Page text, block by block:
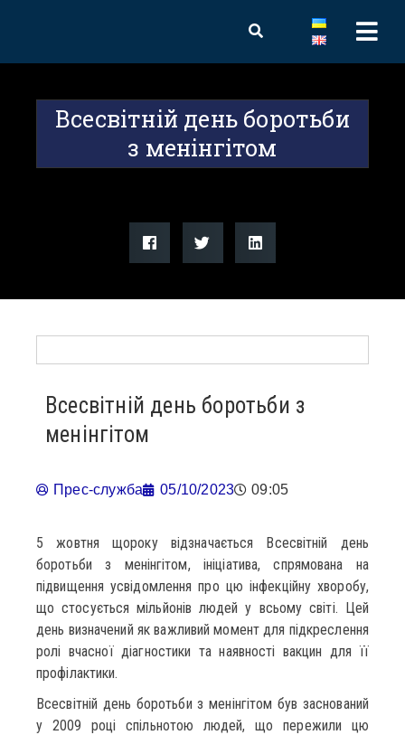
Всесвітній день боротьби
з менінгітом
Всесвітній день боротьби з
менінгітом
Прес-служба 05/10/2023 09:05
5 жовтня щороку відзначається Всесвітній день
боротьби з менінгітом, ініціатива, спрямована на
підвищення усвідомлення про цю інфекційну хворобу,
що стосується мільйонів людей у всьому світі. Цей
день визначений як важливий момент для підкреслення
ролі вчасної діагностики та наявності вакцин для її
профілактики.
Всесвітній день боротьби з менінгітом був заснований
у 2009 році спільнотою людей, що пережили цю